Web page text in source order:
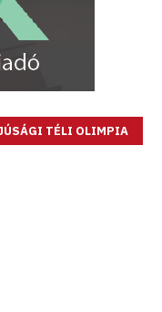
TÉLI OLIMPIA